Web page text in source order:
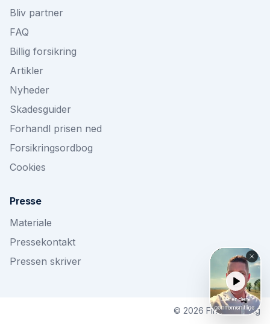
Bliv partner
FAQ
Billig forsikring
Artikler
Nyheder
Skadesguider
Forhandl prisen ned
Forsikringsordbog
Cookies
Presse
Materiale
Pressekontakt
Pressen skriver
© 2026 Findforsikring